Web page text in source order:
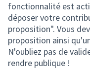
fonctionnalité est
déposer votre
proposition". Vous
proposition ainsi
N'oubliez pas de
rendre publique !